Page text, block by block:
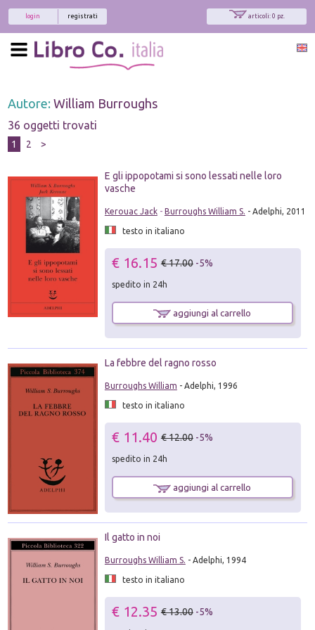
articoli: 0 pz.
registrati
login
Autore:William Burroughs
36 oggetti trovati
1 2 >
E gli ippopotami si sono lessati nelle loro
vasche
Kerouac Jack- Burroughs William S. - Adelphi, 2011
testo in italiano
€ 16.15 € 17.00 -5%
spedito in 24h
aggiungi al carrello
La febbre del ragno rosso
Burroughs William - Adelphi, 1996
testo in italiano
€ 11.40 € 12.00 -5%
spedito in 24h
aggiungi al carrello
Il gatto in noi
Burroughs William S. - Adelphi, 1994
testo in italiano
€ 12.35 € 13.00 -5%